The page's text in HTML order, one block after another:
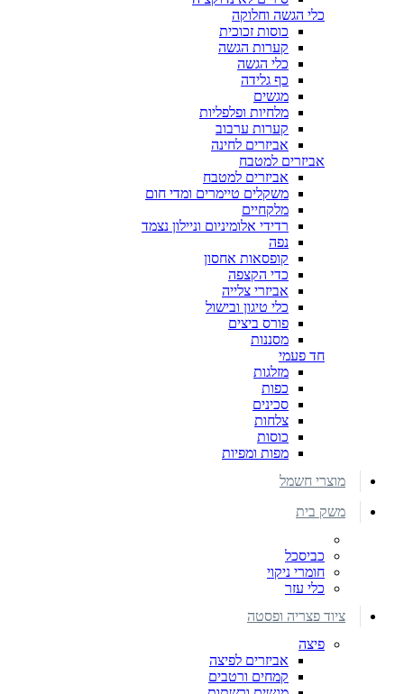
כלי הגשה וחלוקה
כוסות זכוכית
קערות הגשה
כלי הגשה
כף גלידה
מגשים
מלחיות ופלפליות
קערות ערבוב
אביזרים לחינה
אביזרים למטבח
אביזרים למטבח
משקלים טיימרים ומדי חום
מלקחיים
רדידי אלומיניום וניילון נצמד
נפה
קופסאות אחסון
כדי הקצפה
אביזרי צלייה
כלי טיגון ובישול
פורס ביצים
מסננות
חד פעמי
מזלגות
כפות
סכינים
צלחות
כוסות
מפות ומפיות
מוצרי חשמל
משק בית
כביסכל
חומרי ניקוי
כלי עזר
ציוד פצריה ופסטה
פיצה
אביזרים לפיצה
קמחים ורטבים